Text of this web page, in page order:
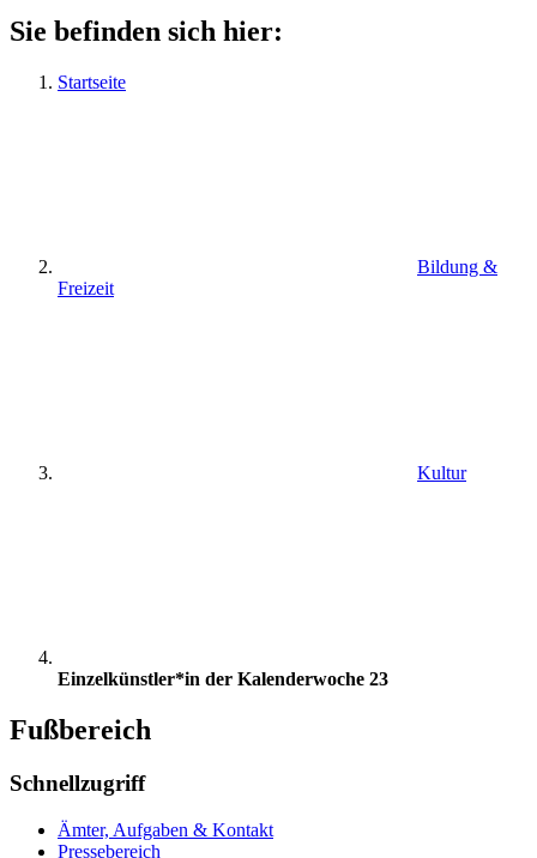
Sie befinden sich hier:
Startseite
Bildung &
Freizeit
Kultur
Einzelkünstler*in der Kalenderwoche 23
Fußbereich
Schnellzugriff
Ämter, Aufgaben & Kontakt
Pressebereich